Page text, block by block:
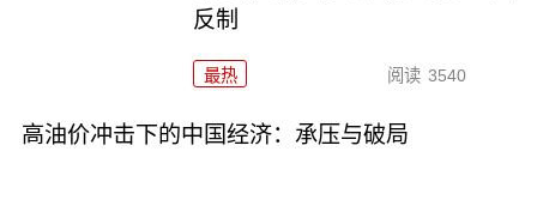
反制
最热 阅读 3540
高油价冲击下的中国经济：承压与破局